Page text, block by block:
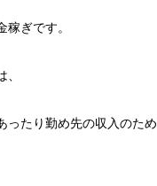
ぎです。
ったり勤め先の収入のため